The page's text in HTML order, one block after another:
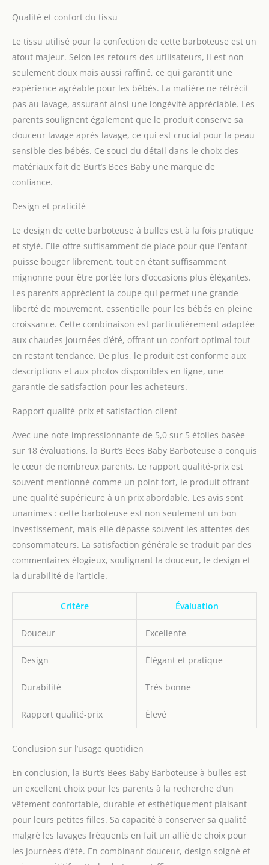
sentirez bien en
choisissant notre tissu
fabriqué de manière
durable. Ces barboteuses
d'une seule pièce en
coton 100 % bio
garderont votre tout-petit
à l'aise. C'est également
un excellent cadeau
Tailles disponibles : ces
barboteuses sont
commencer à
bourdonner ou un petit
enfant, vous trouverez
matériau en coton
respirant rend nos
barboteuses parfaites
pour les peaux sensibles.
Entretien facile : cette
barboteuse est lavable
en machine et conserve
sa forme et sa douceur
lavage après lavage. Le
l'anneau garantit une
conservant une texture
super douce. Fabriqué
selon les normes GOTS.
Qualité et confort du tissu
Le tissu utilisé pour la confection de cette barboteuse est un
atout majeur. Selon les retours des utilisateurs, il est non
seulement doux mais aussi raffiné, ce qui garantit une
expérience agréable pour les bébés. La matière ne rétrécit
pas au lavage, assurant ainsi une longévité appréciable. Les
parents soulignent également que le produit conserve sa
douceur lavage après lavage, ce qui est crucial pour la peau
sensible des bébés. Ce souci du détail dans le choix des
matériaux fait de Burt’s Bees Baby une marque de
confiance.
Design et praticité
Le design de cette barboteuse à bulles est à la fois pratique
et stylé. Elle offre suffisamment de place pour que l’enfant
puisse bouger librement, tout en étant suffisamment
mignonne pour être portée lors d’occasions plus élégantes.
Les parents apprécient la coupe qui permet une grande
liberté de mouvement, essentielle pour les bébés en pleine
croissance. Cette combinaison est particulièrement adaptée
aux chaudes journées d’été, offrant un confort optimal tout
en restant tendance. De plus, le produit est conforme aux
descriptions et aux photos disponibles en ligne, une
garantie de satisfaction pour les acheteurs.
Rapport qualité-prix et satisfaction client
Avec une note impressionnante de 5,0 sur 5 étoiles basée
sur 18 évaluations, la Burt’s Bees Baby Barboteuse a conquis
le cœur de nombreux parents. Le rapport qualité-prix est
souvent mentionné comme un point fort, le produit offrant
une qualité supérieure à un prix abordable. Les avis sont
unanimes : cette barboteuse est non seulement un bon
investissement, mais elle dépasse souvent les attentes des
consommateurs. La satisfaction générale se traduit par des
commentaires élogieux, soulignant la douceur, le design et
la durabilité de l’article.
Critère Évaluation
Douceur Excellente
Design Élégant et pratique
Durabilité Très bonne
Rapport qualité-prix Élevé
Conclusion sur l’usage quotidien
En conclusion, la Burt’s Bees Baby Barboteuse à bulles est
un excellent choix pour les parents à la recherche d’un
vêtement confortable, durable et esthétiquement plaisant
pour leurs petites filles. Sa capacité à conserver sa qualité
malgré les lavages fréquents en fait un allié de choix pour
les journées d’été. En combinant douceur, design soigné et